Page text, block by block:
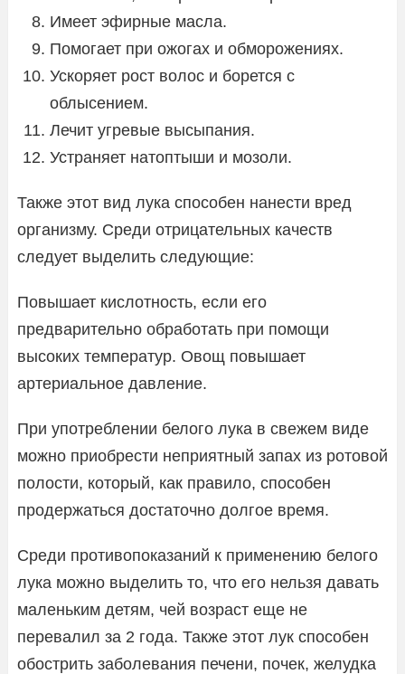
Имеет эфирные масла.
Помогает при ожогах и обморожениях.
Ускоряет рост волос и борется с
облысением.
Лечит угревые высыпания.
Устраняет натоптыши и мозоли.
Также этот вид лука способен нанести вред
организму. Среди отрицательных качеств
следует выделить следующие:
Повышает кислотность, если его
предварительно обработать при помощи
высоких температур. Овощ повышает
артериальное давление.
При употреблении белого лука в свежем виде
можно приобрести неприятный запах из ротовой
полости, который, как правило, способен
продержаться достаточно долгое время.
Среди противопоказаний к применению белого
лука можно выделить то, что его нельзя давать
маленьким детям, чей возраст еще не
перевалил за 2 года. Также этот лук способен
обострить заболевания печени, почек, желудка